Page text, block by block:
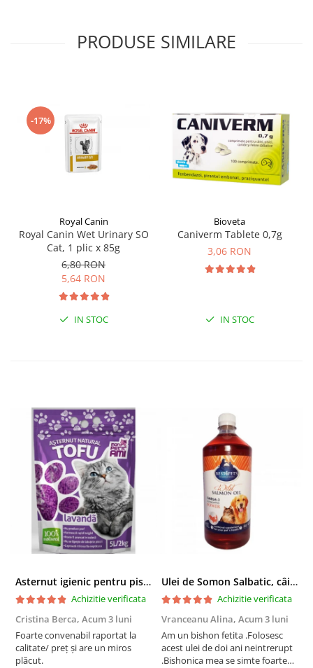
PRODUSE SIMILARE
-17%
Royal Canin
Royal Canin Wet Urinary SO
Cat, 1 plic x 85g
6,80 RON
5,64 RON
IN STOC
Bioveta
Caniverm Tablete 0,7g
3,06 RON
IN STOC
Asternut igienic pentru pisici Tofu Lavanda, Mon Petit 5 l
Achizitie verificata
Cristina Berca, Acum 3 luni
Foarte convenabil raportat la
calitate/ preț și are un miros
plăcut.
Ulei de Somon Salbatic, câini și pisici, piele si blană, BEST4PETS, 1l
Achizitie verificata
Vranceanu Alina, Acum 3 luni
Am un bishon fetita .Folosesc
acest ulei de doi ani neintrerupt
.Bishonica mea se simte foarte